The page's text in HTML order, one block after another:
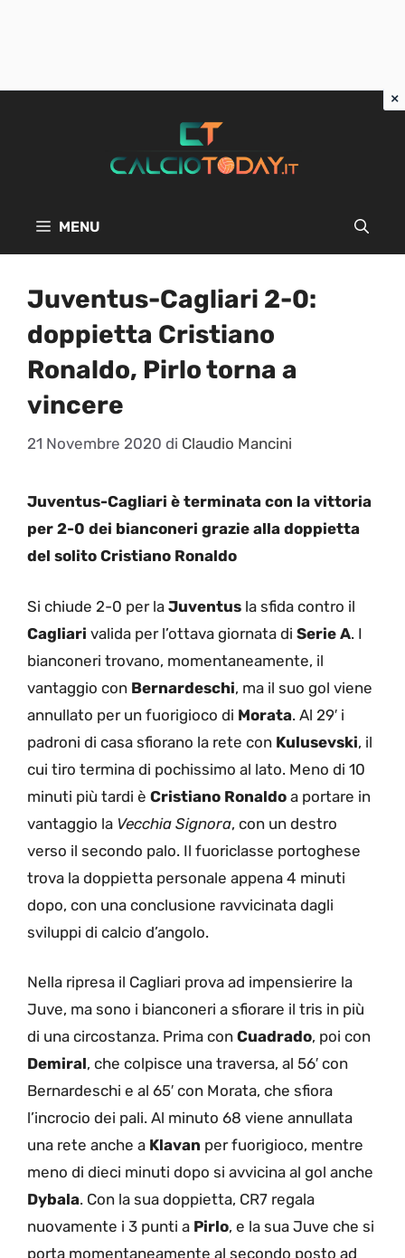
MENU
Juventus-Cagliari 2-0:
doppietta Cristiano
Ronaldo, Pirlo torna a
vincere
21 Novembre 2020 di Claudio Mancini
Juventus-Cagliari è terminata con la vittoria
per 2-0 dei bianconeri grazie alla doppietta
del solito Cristiano Ronaldo
Si chiude 2-0 per la Juventus la sfida contro il
Cagliari valida per l’ottava giornata di Serie A. I
bianconeri trovano, momentaneamente, il
vantaggio con Bernardeschi, ma il suo gol viene
annullato per un fuorigioco di Morata. Al 29′ i
padroni di casa sfiorano la rete con Kulusevski, il
cui tiro termina di pochissimo al lato. Meno di 10
minuti più tardi è Cristiano Ronaldo a portare in
vantaggio la Vecchia Signora, con un destro
verso il secondo palo. Il fuoriclasse portoghese
trova la doppietta personale appena 4 minuti
dopo, con una conclusione ravvicinata dagli
sviluppi di calcio d’angolo.
Nella ripresa il Cagliari prova ad impensierire la
Juve, ma sono i bianconeri a sfiorare il tris in più
di una circostanza. Prima con Cuadrado, poi con
Demiral, che colpisce una traversa, al 56′ con
Bernardeschi e al 65′ con Morata, che sfiora
l’incrocio dei pali. Al minuto 68 viene annullata
una rete anche a Klavan per fuorigioco, mentre
meno di dieci minuti dopo si avvicina al gol anche
Dybala. Con la sua doppietta, CR7 regala
nuovamente i 3 punti a Pirlo, e la sua Juve che si
porta momentaneamente al secondo posto ad